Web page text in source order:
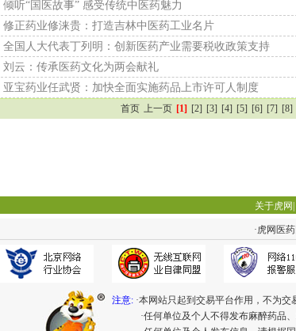
倾听“国医故事” 感受传统中医药魅力
修正药业修涞贵：打造吉林中医药工业名片
全国人大代表丁列明：创新医药产业需要税收政策支持
刘云：传承医药文化为两会献礼
亚宝药业任武贤：加快全面实施药品上市许可人制度
首页 上一页 [1] [2] [3] [4] [5] [6] [7] [8]
关于虎网
·虎网医药
注意: ·本网站只起到交易平台作用，不为交
·任何单位及个人不得发布麻醉药品